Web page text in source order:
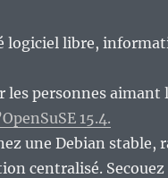
logiciel libre,
les personnes aimant
15.4.
une Debian
centralisé.